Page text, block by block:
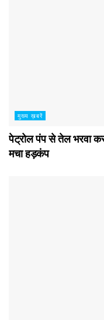
मुख्य ख़बरें
पेट्रोल पंप से तेल भरवा
मचा हड़कंप